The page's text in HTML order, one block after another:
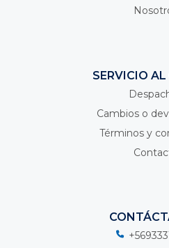
SERVICIO
Cambios o
Términos y